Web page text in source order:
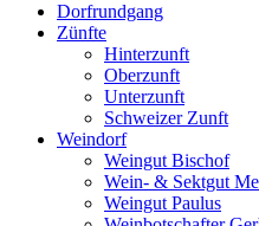
Dorfrundgang
Zünfte
Hinterzunft
Oberzunft
Unterzunft
Schweizer Zunft
Weindorf
Weingut Bischof
Wein- & Sektgut
Weingut Paulus